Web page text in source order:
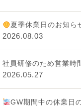
夏季休業日のお知ら
2026.08.03
社員研修のため営業時
2026.05.27
GW期間中の休業日